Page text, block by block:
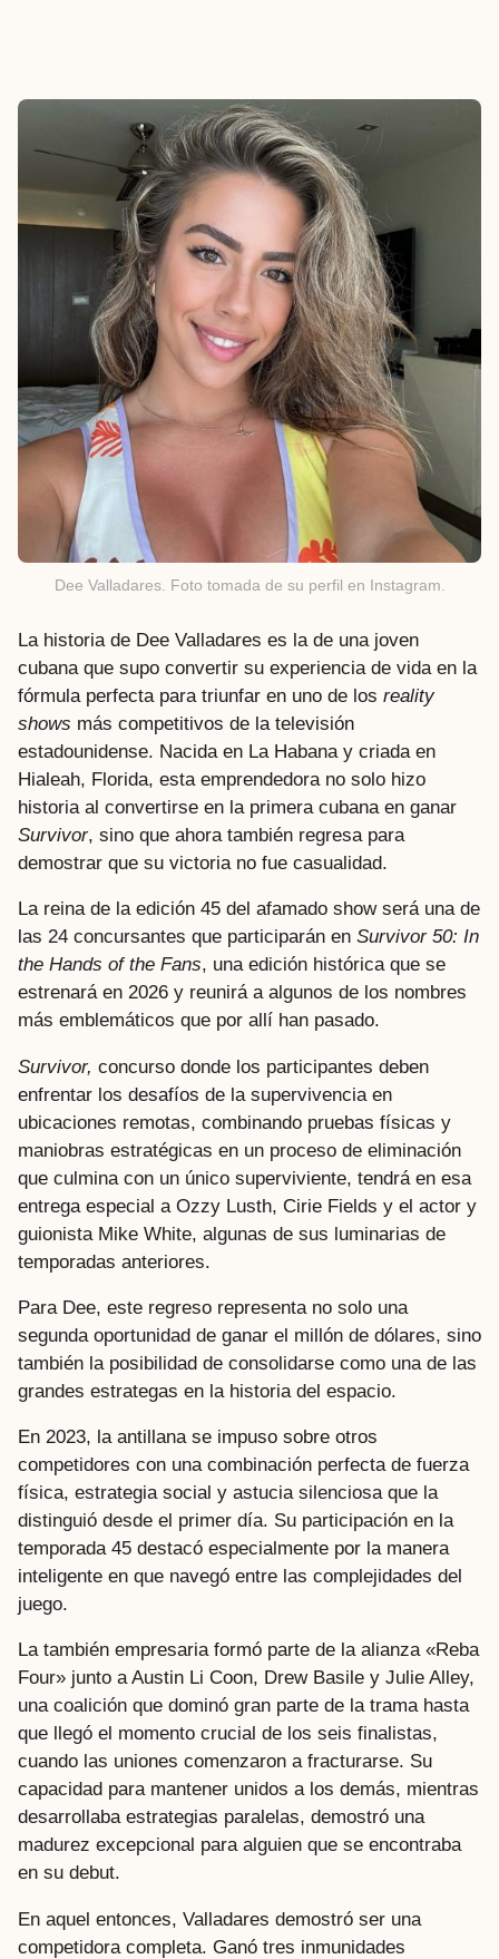
Dee Valladares. Foto tomada de su perfil en Instagram.
La historia de Dee Valladares es la de una joven
cubana que supo convertir su experiencia de vida en la
fórmula perfecta para triunfar en uno de los reality
shows más competitivos de la televisión
estadounidense. Nacida en La Habana y criada en
Hialeah, Florida, esta emprendedora no solo hizo
historia al convertirse en la primera cubana en ganar
Survivor, sino que ahora también regresa para
demostrar que su victoria no fue casualidad.
La reina de la edición 45 del afamado show será una de
las 24 concursantes que participarán en Survivor 50: In
the Hands of the Fans, una edición histórica que se
estrenará en 2026 y reunirá a algunos de los nombres
más emblemáticos que por allí han pasado.
Survivor, concurso donde los participantes deben
enfrentar los desafíos de la supervivencia en
ubicaciones remotas, combinando pruebas físicas y
maniobras estratégicas en un proceso de eliminación
que culmina con un único superviviente, tendrá en esa
entrega especial a Ozzy Lusth, Cirie Fields y el actor y
guionista Mike White, algunas de sus luminarias de
temporadas anteriores.
Para Dee, este regreso representa no solo una
segunda oportunidad de ganar el millón de dólares, sino
también la posibilidad de consolidarse como una de las
grandes estrategas en la historia del espacio.
En 2023, la antillana se impuso sobre otros
competidores con una combinación perfecta de fuerza
física, estrategia social y astucia silenciosa que la
distinguió desde el primer día. Su participación en la
temporada 45 destacó especialmente por la manera
inteligente en que navegó entre las complejidades del
juego.
La también empresaria formó parte de la alianza «Reba
Four» junto a Austin Li Coon, Drew Basile y Julie Alley,
una coalición que dominó gran parte de la trama hasta
que llegó el momento crucial de los seis finalistas,
cuando las uniones comenzaron a fracturarse. Su
capacidad para mantener unidos a los demás, mientras
desarrollaba estrategias paralelas, demostró una
madurez excepcional para alguien que se encontraba
en su debut.
En aquel entonces, Valladares demostró ser una
competidora completa. Ganó tres inmunidades